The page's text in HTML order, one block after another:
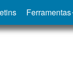
Ferramentas